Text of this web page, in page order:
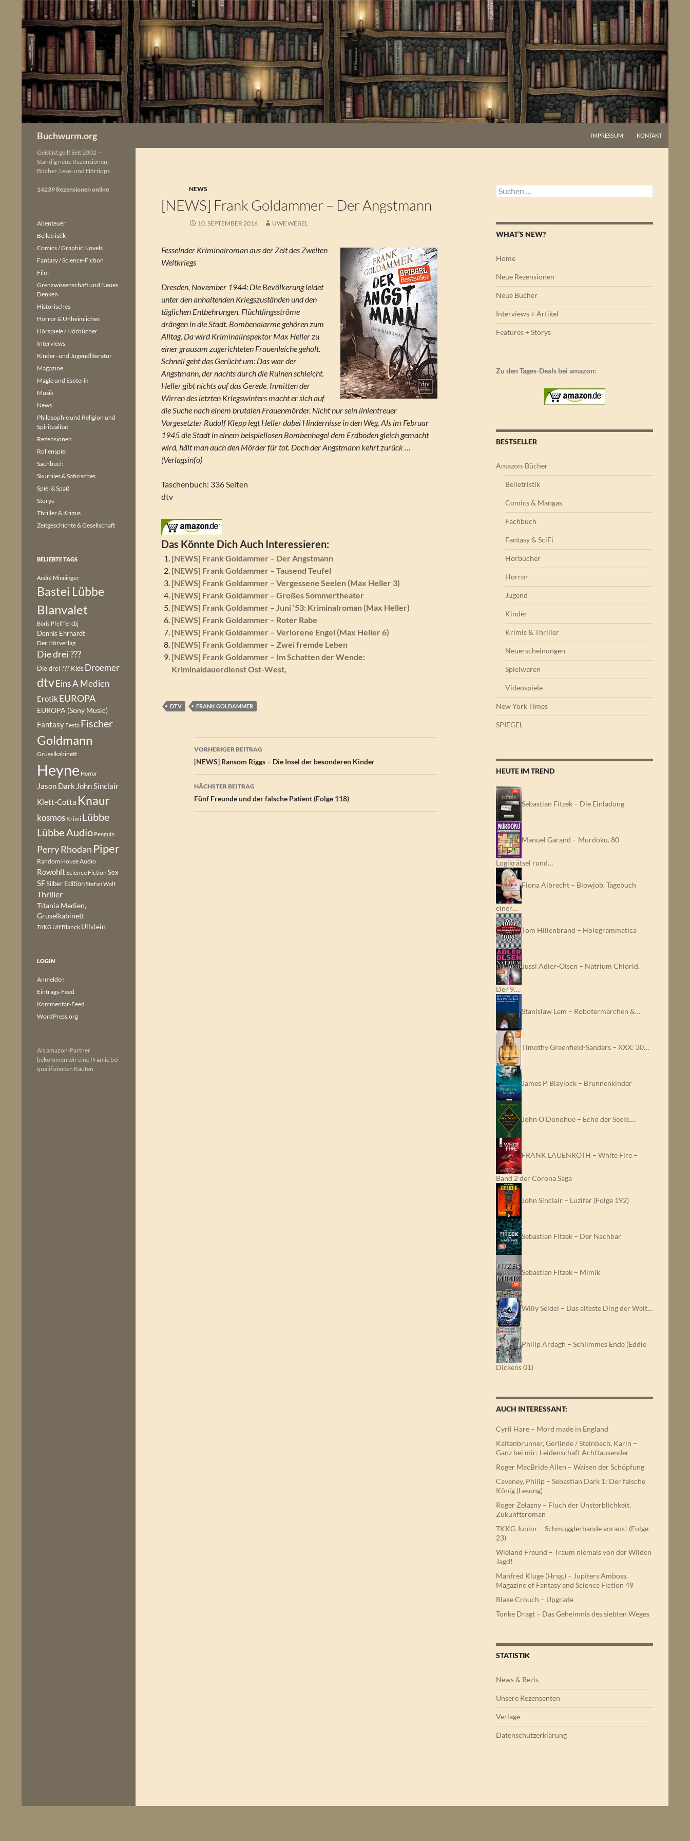
springen
Buchwurm.org IMPRESSUM KONTAKT
NEWS
[NEWS] Frank Goldammer – Der Angstmann
10. SEPTEMBER 2016 UWE WEBEL
Fesselnder Kriminalroman aus der Zeit des Zweiten
Weltkriegs
Dresden, November 1944: Die Bevölkerung leidet
unter den anhaltenden Kriegszuständen und den
täglichen Entbehrungen. Flüchtlingsströme
drängen in die Stadt. Bombenalarme gehören zum
Alltag. Da wird Kriminalinspektor Max Heller zu
einer grausam zugerichteten Frauenleiche geholt.
Schnell geht das Gerücht um: Das war der
Angstmann, der nachts durch die Ruinen schleicht.
Heller gibt nichts auf das Gerede. Inmitten der
Wirren des letzten Kriegswinters macht er sich auf
die Suche nach einem brutalen Frauenmörder. Nicht nur sein linientreuer
Vorgesetzter Rudolf Klepp legt Heller dabei Hindernisse in den Weg. Als im Februar
1945 die Stadt in einem beispiellosen Bombenhagel dem Erdboden gleich gemacht
wird, hält man auch den Mörder für tot. Doch der Angstmann kehrt zurück …
(Verlagsinfo)
Taschenbuch: 336 Seiten
dtv
Das Könnte Dich Auch Interessieren:
[NEWS] Frank Goldammer – Der Angstmann
[NEWS] Frank Goldammer – Tausend Teufel
[NEWS] Frank Goldammer – Vergessene Seelen (Max Heller 3)
[NEWS] Frank Goldammer – Großes Sommertheater
[NEWS] Frank Goldammer – Juni ’53: Kriminalroman (Max Heller)
[NEWS] Frank Goldammer – Roter Rabe
[NEWS] Frank Goldammer – Verlorene Engel (Max Heller 6)
[NEWS] Frank Goldammer – Zwei fremde Leben
[NEWS] Frank Goldammer – Im Schatten der Wende:
Kriminaldauerdienst Ost-West,
DTV FRANK GOLDAMMER
Beitragsnavigation
VORHERIGER BEITRAG
[NEWS] Ransom Riggs – Die Insel der besonderen Kinder
NÄCHSTER BEITRAG
Fünf Freunde und der falsche Patient (Folge 118)
Suchen
nach:
WHAT’S NEW?
Home
Neue Rezensionen
Neue Bücher
Interviews + Artikel
Features + Storys
Zu den Tages-Deals bei amazon:
BESTSELLER
Amazon-Bücher
Belletristik
Comics & Mangas
Fachbuch
Fantasy & SciFi
Hörbücher
Horror
Jugend
Kinder
Krimis & Thriller
Neuerscheinungen
Spielwaren
Videospiele
New York Times
SPIEGEL
HEUTE IM TREND
Sebastian Fitzek – Die Einladung
Manuel Garand – Murdoku. 80
Logikrätsel rund…
Fiona Albrecht – Blowjob. Tagebuch
einer…
Tom Hillenbrand – Hologrammatica
Jussi Adler-Olsen – Natrium Chlorid.
Der 9.…
Stanislaw Lem – Robotermärchen &…
Timothy Greenfield-Sanders – XXX: 30…
James P. Blaylock – Brunnenkinder
John O’Donohue – Echo der Seele.…
FRANK LAUENROTH – White Fire –
Band 2 der Corona Saga
John Sinclair – Luzifer (Folge 192)
Sebastian Fitzek – Der Nachbar
Sebastian Fitzek – Mimik
Willy Seidel – Das älteste Ding der Welt…
Philip Ardagh – Schlimmes Ende (Eddie
Dickens 01)
AUCH INTERESSANT:
Cyril Hare – Mord made in England
Kaltenbrunner, Gerlinde / Steinbach, Karin –
Ganz bei mir: Leidenschaft Achttausender
Roger MacBride Allen – Waisen der Schöpfung
Caveney, Philip – Sebastian Dark 1: Der falsche
König (Lesung)
Roger Zelazny – Fluch der Unsterblichkeit.
Zukunftsroman
TKKG Junior – Schmugglerbande voraus! (Folge
23)
Wieland Freund – Träum niemals von der Wilden
Jagd!
Manfred Kluge (Hrsg.) – Jupiters Amboss.
Magazine of Fantasy and Science Fiction 49
Blake Crouch – Upgrade
Tonke Dragt – Das Geheimnis des siebten Weges
STATISTIK
News & Rezis
Unsere Rezensenten
Verlage
Datenschutzerklärung
Geist ist geil! Seit 2002 –
Ständig neue Rezensionen,
Bücher, Lese- und Hörtipps
14239 Rezensionen online
Abenteuer
Belletristik
Comics / Graphic Novels
Fantasy / Science-Fiction
Film
Grenzwissenschaft und Neues
Denken
Historisches
Horror & Unheimliches
Hörspiele / Hörbücher
Interviews
Kinder- und Jugendliteratur
Magazine
Magie und Esoterik
Musik
News
Philosophie und Religion und
Spiritualität
Rezensionen
Rollenspiel
Sachbuch
Skurriles & Satirisches
Spiel & Spaß
Storys
Thriller & Krimis
Zeitgeschichte & Gesellschaft
BELIEBTE TAGS
André Minninger
Bastei Lübbe
Blanvalet
Boris Pfeiffercbj
Dennis Ehrhardt
Der Hörverlag
Die drei ???
Die drei ??? Kids Droemer
dtvEins A Medien
Erotik EUROPA
EUROPA (Sony Music)
Fantasy Festa Fischer
Goldmann
Gruselkabinett
Heyne Horror
Jason Dark John Sinclair
Klett-Cotta Knaur
kosmos Krimi Lübbe
Lübbe Audio Penguin
Perry Rhodan Piper
Random House Audio
Rowohlt Science Fiction Sex
SFSilber EditionStefan Wolf
Thriller
Titania Medien,
Gruselkabinett
TKKG Ulf Blanck Ullstein
LOGIN
Anmelden
Eintrags-Feed
Kommentar-Feed
WordPress.org
Als amazon-Partner
bekommen wir eine Prämie bei
qualifizierten Käufen.